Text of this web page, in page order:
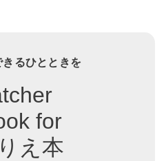
るひとときを
for
え本